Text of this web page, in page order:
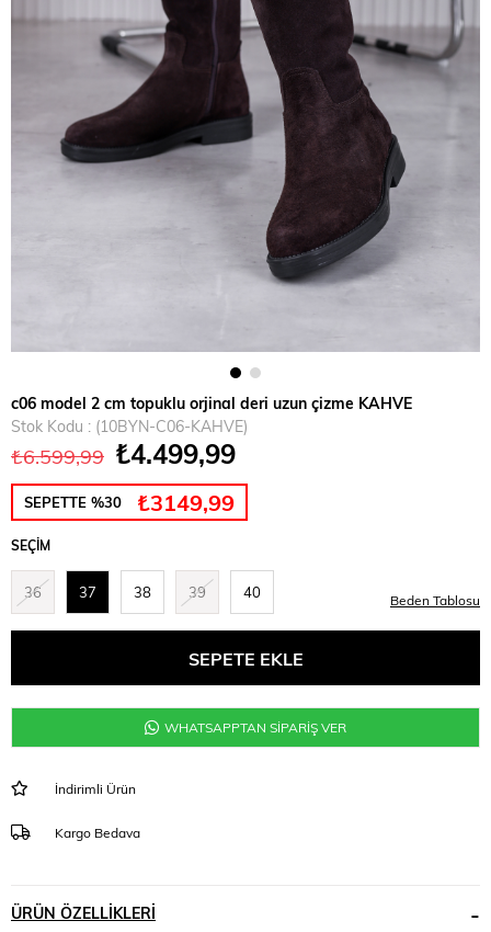
c06 model 2 cm topuklu orjinal deri uzun çizme KAHVE
Stok Kodu
(10BYN-C06-KAHVE)
₺6.599,99 ₺4.499,99
SEPETTE %30 ₺3149,99
SEÇIM
36 37 38 39 40 Beden Tablosu
WHATSAPPTAN SİPARİŞ VER
İndirimli Ürün
Kargo Bedava
ÜRÜN ÖZELLIKLERI